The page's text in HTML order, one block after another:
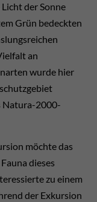
der Sonne
Grün bedeckten
an
wurde hier
Natura-2000-
möchte das
dieses
zu einem
der Exkursion